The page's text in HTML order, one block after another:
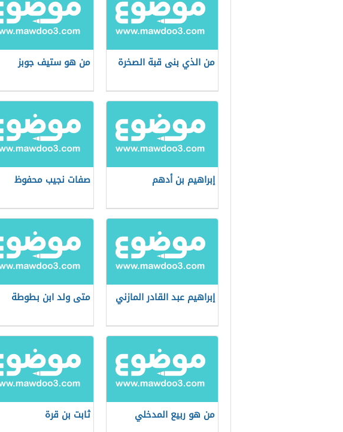
من الذي بنى قبة الصخرة من هو ستيف جوبز
إبراهيم بن أدهم صفات نجيب محفوظ
إبراهيم عبد القادر المازني متى ولد ابن بطوطة
من هو ربيع المدخلي ثابت بن قرة